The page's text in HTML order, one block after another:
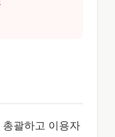
괄하고 이용자